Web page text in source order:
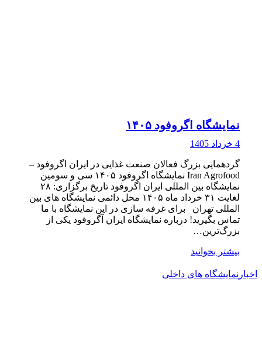
نمایشگاه اگروفود ۱۴۰۵
4 خرداد 1405
گردهمایی بزرگ فعالان صنعت غذایی در ایران اگروفود –
Iran Agrofood نمایشگاه اگروفود ۱۴۰۵ سی و سومین
نمایشگاه بین المللی ایران اگروفود تاریخ برگزاری: ۲۸
لغایت ۳۱ خرداد ماه ۱۴۰۵ محل دائمی نمایشگاه های بین
المللی تهران برای غرفه سازی در این نمایشگاه با ما
تماس بگیرید! درباره نمایشگاه ایران آگروفود یکی از
بزرگ‌ترین…
بیشتر بخوانید
اخبار نمایشگاه های داخلی